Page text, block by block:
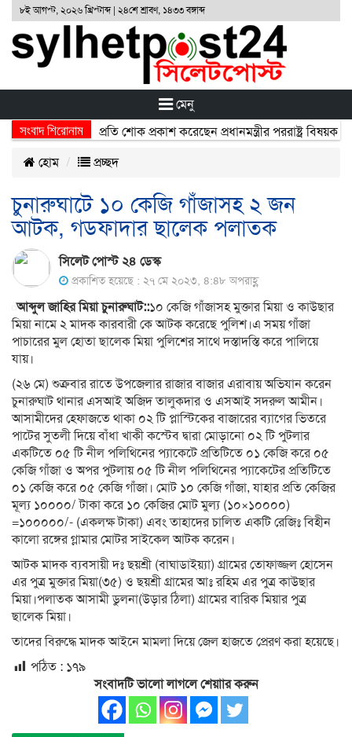
৮ই আগস্ট, ২০২৬ খ্রিস্টাব্দ | ২৪শে শ্রাবণ, ১৪৩৩ বঙ্গাব্দ
মেনু
সংবাদ শিরোনাম
নিহতদের প্রতি শোক প্রকাশ করেছেন প্রধানমন্ত্রীর পররাষ্ট্র বিষয়ক
হোম
প্রচ্ছদ
চুনারুঘাটে ১০ কেজি গাঁজাসহ ২ জন
আটক, গডফাদার ছালেক পলাতক
সিলেট পোস্ট ২৪ ডেস্ক
প্রকাশিত হয়েছে : ২৭ মে ২০২৩, ৪:৪৮ অপরাহ্ণ
আব্দুল জাহির মিয়া চুনারুঘাট::১০ কেজি গাঁজাসহ মুক্তার মিয়া ও কাউছার
মিয়া নামে ২ মাদক কারবারী কে আটক করেছে পুলিশ।এ সময় গাঁজা
পাচারের মুল হোতা ছালেক মিয়া পুলিশের সাথে দস্তাদস্তি করে পালিয়ে
যায়।
(২৬ মে) শুক্রবার রাতে উপজেলার রাজার বাজার এরাবায় অভিযান করেন
চুনারুঘাট থানার এসআই অজিদ তালুকদার ও এসআই সদরুল আমীন।
আসামীদের হেফাজতে থাকা ০২ টি প্লাস্টিকের বাজারের ব্যাগের ভিতরে
পাটের সুতলী দিয়ে বাঁধা খাকী কস্টেব দ্বারা মোড়ানো ০২ টি পুটলার
একটিতে ০৫ টি নীল পলিথিনের প্যাকেটে প্রতিটিতে ০১ কেজি করে ০৫
কেজি গাঁজা ও অপর পুটলায় ০৫ টি নীল পলিথিনের প্যাকেটের প্রতিটিতে
০১ কেজি করে ০৫ কেজি গাঁজা। মোট ১০ কেজি গাঁজা, যাহার প্রতি কেজির
মূল্য ১০০০০/ টাকা করে ১০ কেজির মোট মুল্য (১০×১০০০০)
=১০০০০০/- (একলক্ষ টাকা) এবং তাহাদের চালিত একটি রেজিঃ বিহীন
কালো রঙ্গের গ্লামার মোটর সাইকেল আটক করেন।
আটক মাদক ব্যবসায়ী দঃ ছয়শ্রী (বাঘাডাইয়্যা) গ্রামের তোফাজ্জল হোসেন
এর পুত্র মুক্তার মিয়া(৩৫) ও ছয়শ্রী গ্রামের আঃ রহিম এর পুত্র কাউছার
মিয়া।পলাতক আসামী ডুলনা(উড়ার ঠিলা) গ্রামের বারিক মিয়ার পুত্র
ছালেক মিয়া।
তাদের বিরুদ্ধে মাদক আইনে মামলা দিয়ে জেল হাজতে প্রেরণ করা হয়েছে।
পঠিত : ১৭৯
সংবাদটি ভালো লাগলে শেয়াার করুন